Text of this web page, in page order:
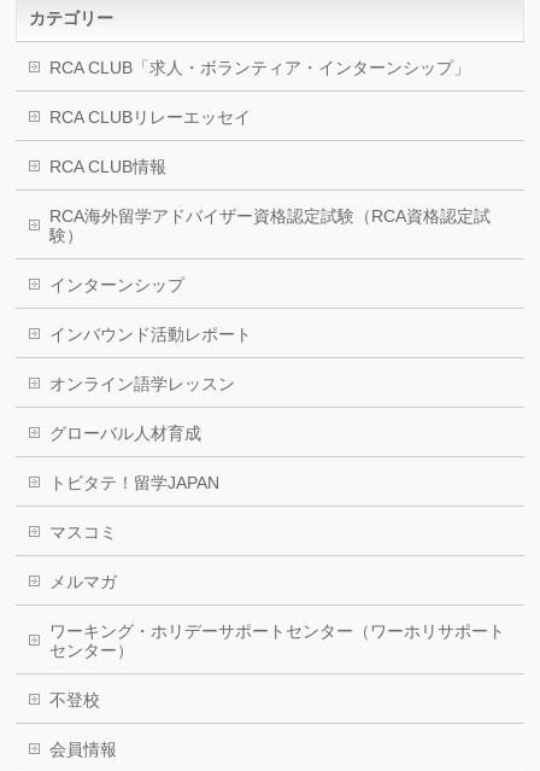
カテゴリー
RCA CLUB「求人・ボランティア・インターンシップ」
RCA CLUBリレーエッセイ
RCA CLUB情報
RCA海外留学アドバイザー資格認定試験（RCA資格認定試
験）
インターンシップ
インバウンド活動レポート
オンライン語学レッスン
グローバル人材育成
トビタテ！留学JAPAN
マスコミ
メルマガ
ワーキング・ホリデーサポートセンター（ワーホリサポート
センター）
不登校
会員情報